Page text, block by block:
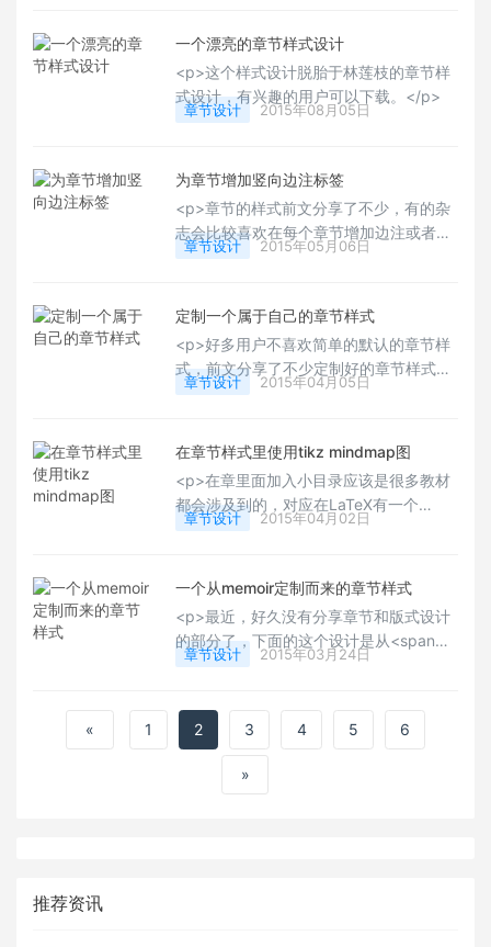
识，也可以更加扩展自己的章节样式。
</p>
一个漂亮的章节样式设计
<p>这个样式设计脱胎于林莲枝的章节样
式设计，有兴趣的用户可以下载。</p>
章节设计 2015年08月05日
为章节增加竖向边注标签
<p>章节的样式前文分享了不少，有的杂
志会比较喜欢在每个章节增加边注或者一
些竖向的标签，下面给大家分享一个边注
用。</p>
章节设计 2015年05月06日
定制一个属于自己的章节样式
<p>好多用户不喜欢简单的默认的章节样
式，前文分享了不少定制好的章节样式主
题，总体来说，用好了titlesec包基本能够
样式也同样由此定制而来。</p>
章节设计 2015年04月05日
在章节样式里使用tikz mindmap图
<p>在章里面加入小目录应该是很多教材
都会涉及到的，对应在LaTeX有一个
minitoc包，今天，给各位分享的是在章节
下图所示的效果。</p>
章节设计 2015年04月02日
一个从memoir定制而来的章节样式
<p>最近，好久没有分享章节和版式设计
的部分了，下面的这个设计是从<span
class="lang:tex decode:true crayon-
来的，若是喜欢的话，可以自己根据需要
选用。</p>
章节设计 2015年03月24日
« 1 2 3 4 5 6
»
推荐资讯